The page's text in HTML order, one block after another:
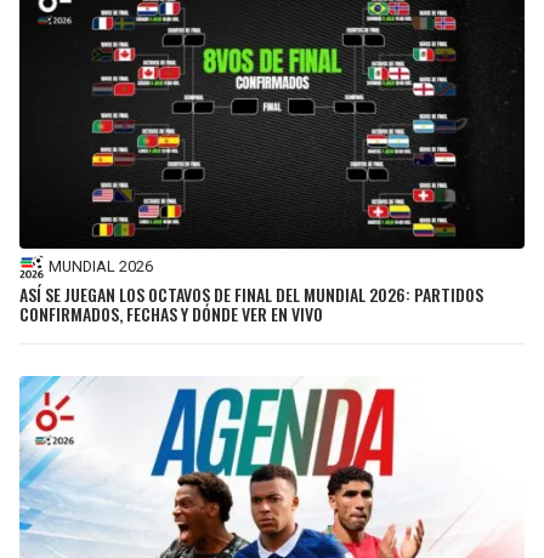
MUNDIAL 2026
ASÍ SE JUEGAN LOS OCTAVOS DE FINAL DEL MUNDIAL 2026: PARTIDOS
CONFIRMADOS, FECHAS Y DÓNDE VER EN VIVO